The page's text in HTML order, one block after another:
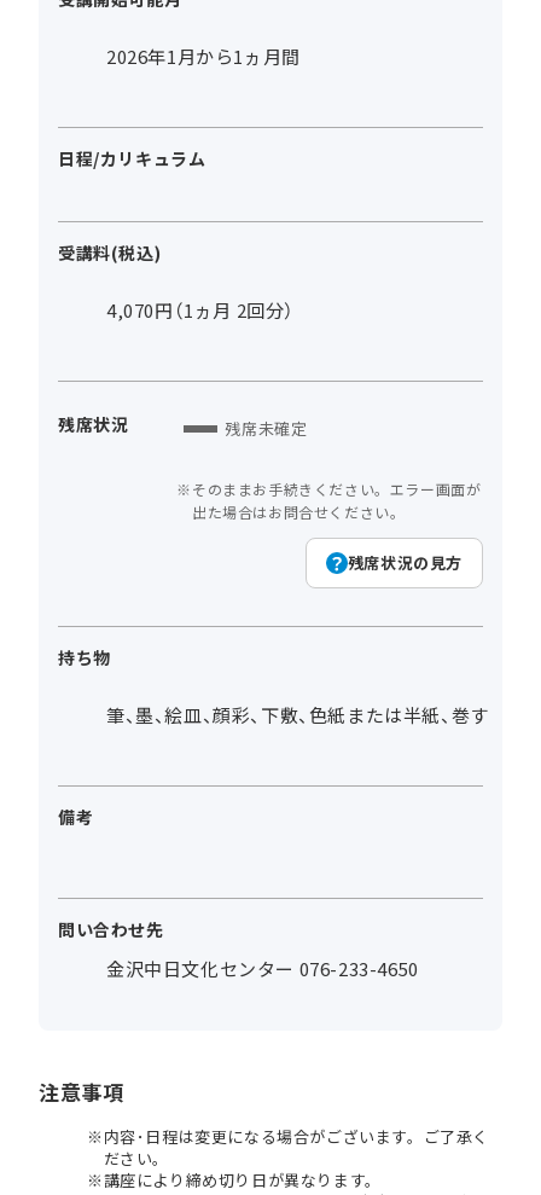
2026年1月から1ヵ月間
日程/カリキュラム
受講料(税込)
4,070円（1ヵ月 2回分）
残席状況 残席未確定
そのままお手続きください。エラー画面が
出た場合はお問合せください。
残席状況の見方
持ち物
筆、墨、絵皿、顔彩、下敷、色紙または半紙、巻す
備考
問い合わせ先
金沢中日文化センター 076-233-4650
注意事項
内容･日程は変更になる場合がございます。ご了承く
ださい。
講座により締め切り日が異なります。